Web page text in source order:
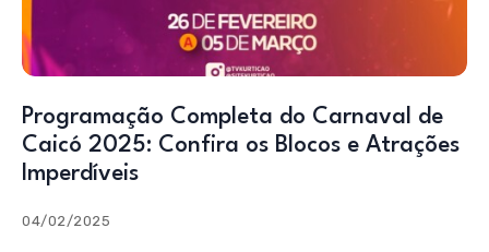
Programação Completa do Carnaval de
Caicó 2025: Confira os Blocos e Atrações
Imperdíveis
04/02/2025